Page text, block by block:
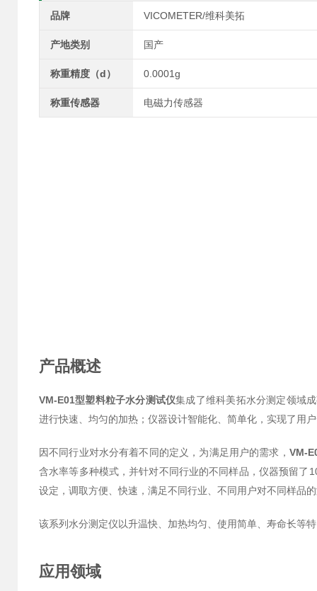
品牌 VICOMETER/维科美拓
产地类别 国产
称重精度（d） 0.0001g
称重传感器 电磁力传感器
产品概述
VM-E01型塑料粒子水分测试仪集成了维科美拓水分测定领域
进行快速、均匀的加热；仪器设计智能化、简单化，实现了用
因不同行业对水分有着不同的定义，为满足用户的需求， VM-
含水率等多种模式，并针对不同行业的不同样品，仪器预留
设定，调取方便、快速，满足不同行业、不同用户对不同样品
该系列水分测定仪以升温快、加热均匀、使用简单、寿命长等
应用领域